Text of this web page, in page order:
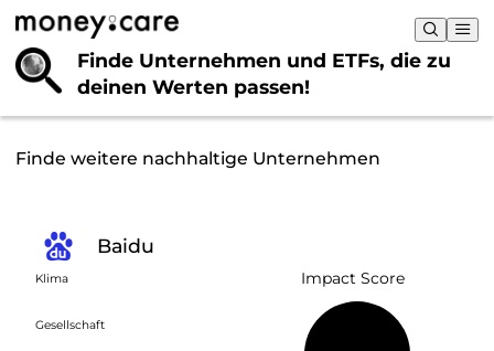
Finde Unternehmen und ETFs, die zu
deinen Werten passen!
Finde weitere nachhaltige Unternehmen
Baidu
Klima
Gesellschaft
Impact Score